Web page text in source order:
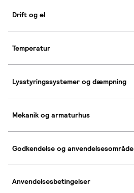
Drift og el
Temperatur
Lysstyringssystemer og dæmpning
Mekanik og armaturhus
Godkendelse og anvendelsesområde
Anvendelsesbetingelser